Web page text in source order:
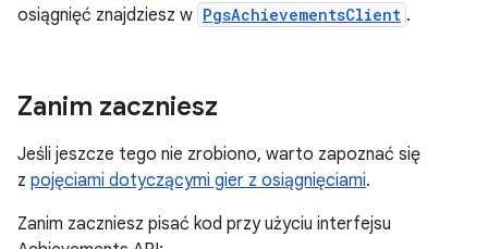
osiągnięć znajdziesz w PgsAchievementsClient .
Zanim zaczniesz
Jeśli jeszcze tego nie zrobiono, warto zapoznać się
z pojęciami dotyczącymi gier z osiągnięciami.
Zanim zaczniesz pisać kod przy użyciu interfejsu